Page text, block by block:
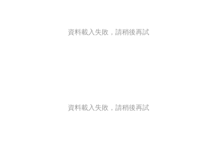
資料載入失敗，請稍後再試
資料載入失敗，請稍後再試